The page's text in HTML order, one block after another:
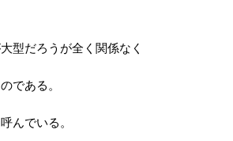
型だろうが全く関係なく
である。
んでいる。